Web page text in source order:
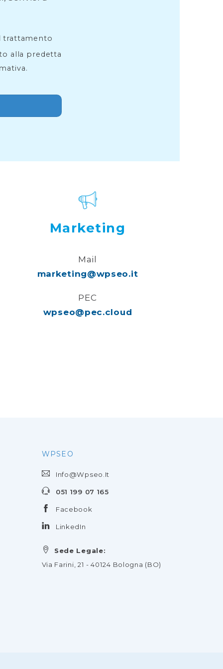
trattamento
alla predetta
Marketing
Mail
marketing@wpseo.it
PEC
wpseo@pec.cloud
WPSEO
Info@wpseo.it
051 199 07 165
Facebook
LinkedIn
Sede Legale:
Via Farini, 21 - 40124 Bologna (BO)